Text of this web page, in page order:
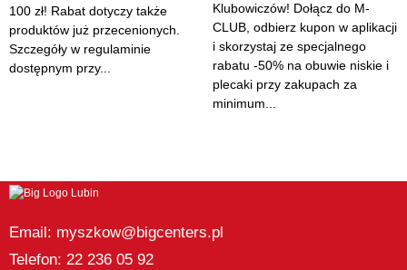
100 zł! Rabat dotyczy także
produktów już przecenionych.
Szczegóły w regulaminie
dostępnym przy...
Klubowiczów! Dołącz do M-
CLUB, odbierz kupon w aplikacji
i skorzystaj ze specjalnego
rabatu -50% na obuwie niskie i
plecaki przy zakupach za
minimum...
Email: myszkow@bigcenters.pl
Telefon: 22 236 05 92